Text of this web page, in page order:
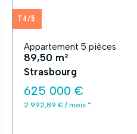
T4/5
Appartement 5 pièces
89,50 m²
Strasbourg
625 000 €
2 992,89 € / mois *